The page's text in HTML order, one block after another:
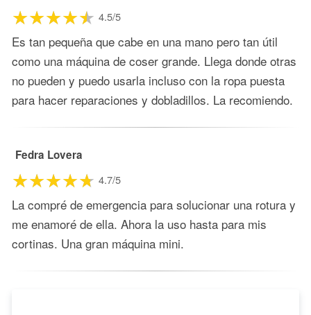
4.5/5
Es tan pequeña que cabe en una mano pero tan útil
como una máquina de coser grande. Llega donde otras
no pueden y puedo usarla incluso con la ropa puesta
para hacer reparaciones y dobladillos. La recomiendo.
Fedra Lovera
4.7/5
La compré de emergencia para solucionar una rotura y
me enamoré de ella. Ahora la uso hasta para mis
cortinas. Una gran máquina mini.